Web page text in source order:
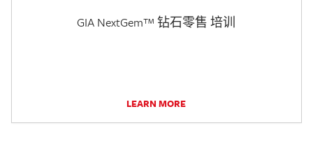
GIA NextGem™ 钻石零售 培训
LEARN MORE